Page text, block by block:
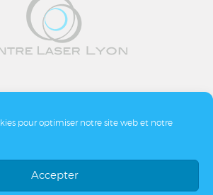
pour optimiser notre site web et notre
Accepter
de cookies (UE)